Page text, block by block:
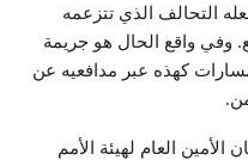
التحالف الذي تتزعمه
وفي واقع الحال هو جريمة
كهذه عبر مدافعيه عن
.
العام لهيئة الأمم